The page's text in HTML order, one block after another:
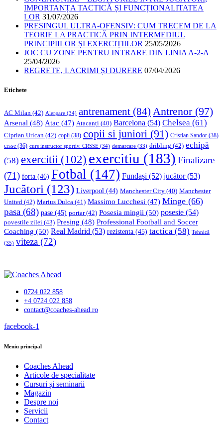
IMPORTANȚA TACTICĂ ȘI FUNCȚIONALITATEA
LOR 31/07/2026
PRESINGUL ULTRA-OFENSIV: CUM TRECEM DE LA
TEORIE LA PRACTICĂ PRIN INTERMEDIUL
PRINCIPIILOR ȘI EXERCIȚIILOR 25/05/2026
JOC CU ZONE PENTRU INTRARE DIN LINIA A-2-A
25/04/2026
REGRETE, LACRIMI ȘI DURERE 07/04/2026
Etichete
AC Milan (42) Alergare (34) antrenament (84) Antrenor(97)
Arsenal (48) Atac (47) Atacanți (40) Barcelona (54) Chelsea (61)
Ciprian Urican (42) copii (38) copii si juniori (91) Cristian Sandor (38)
crsse (36) curs instructor sportiv. CRSSE (34) demarcare (33) dribling (42) echipă
(58) exercitii (102) exercitiu (183) Finalizare
(71) forta (46) Fotbal (147) Fundași (52) jucător(53)
Jucători (123) Liverpool (44) Manchester City (40) Manchester
United (42) Marius Dulca (41) Massimo Lucchesi (47) Minge (66)
pasa (68) pase (45) portar(42) Posesia mingii (50) posesie (54)
povestile zilei (43) Presing (48) Professional Football and Soccer
Coaching (50) Real Madrid (53) rezistenta (45) tactica (58) Tehnică
(35) viteza (72)
0724 022 858
+4 0724 022 858
contact@coaches-ahead.ro
facebook-1
Meniu principal
Coaches Ahead
Articole de specialitate
Cursuri și seminarii
Magazin
Despre noi
Servicii
Contact